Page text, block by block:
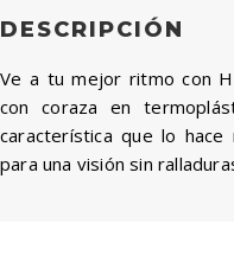
DESCRIPCIÓN
Ve a tu mejor ritmo con
con coraza en
característica que lo
para una visión sin